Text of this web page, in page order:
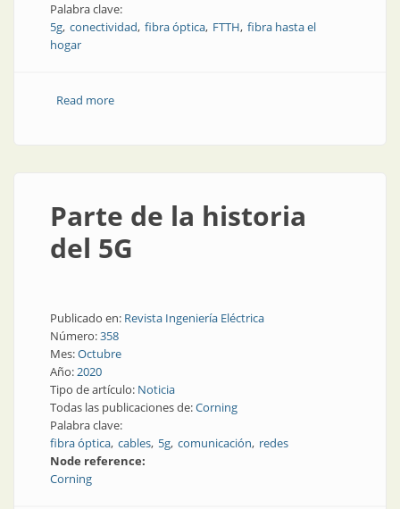
Palabra clave:
5g conectividad fibra óptica FTTH fibra hasta el
hogar
Read moreabout FTTH: fibra óptica en América Latina
Parte de la historia
del 5G
Publicado en: Revista Ingeniería Eléctrica
Número:358
Mes:Octubre
Año:2020
Tipo de artículo: Noticia
Todas las publicaciones de:Corning
Palabra clave:
fibra óptica cables 5g comunicación redes
Node reference:
Corning